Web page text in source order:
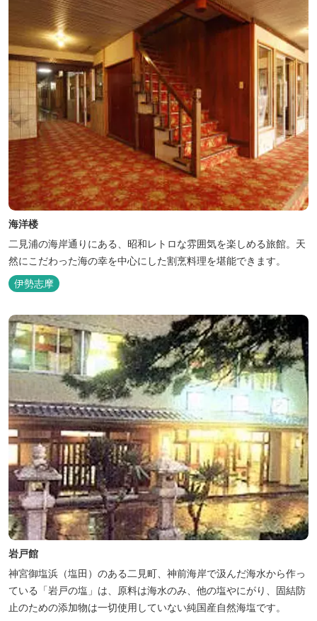
海洋楼
二見浦の海岸通りにある、昭和レトロな雰囲気を楽しめる旅館。天
然にこだわった海の幸を中心にした割烹料理を堪能できます。
伊勢志摩
岩戸館
神宮御塩浜（塩田）のある二見町、神前海岸で汲んだ海水から作っ
ている「岩戸の塩」は、原料は海水のみ、他の塩やにがり、固結防
止のための添加物は一切使用していない純国産自然海塩です。